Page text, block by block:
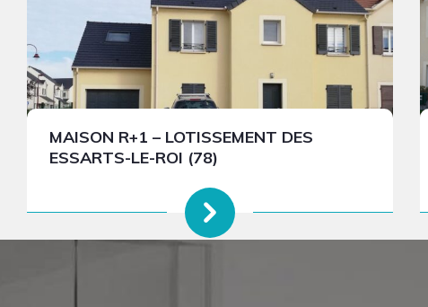
MAISON R+1 – LOTISSEMENT DES
ESSARTS-LE-ROI (78)